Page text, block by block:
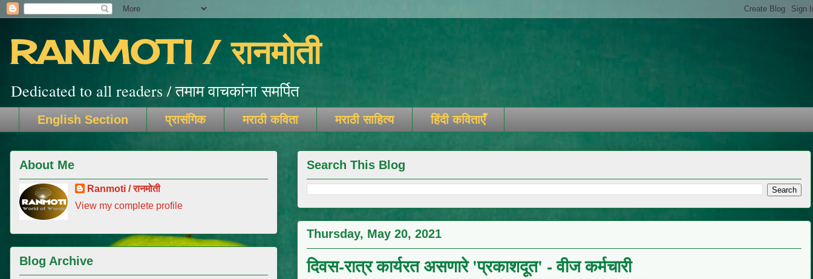
RANMOTI / रानमोती
Dedicated to all readers / तमाम वाचकांना समर्पित
English Section प्रासंगिक मराठी कविता मराठी साहित्य हिंदी कविताएँ
Search This Blog
Thursday, May 20, 2021
दिवस-रात्र कार्यरत असणारे 'प्रकाशदूत' - वीज कर्मचारी
About Me
Ranmoti / रानमोती
View my complete profile
Blog Archive